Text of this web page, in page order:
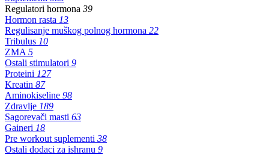
Regulatori hormona 39
Hormon rasta 13
Regulisanje muškog polnog hormona 22
Tribulus 10
ZMA 5
Ostali stimulatori 9
Proteini 127
Kreatin 87
Aminokiseline 98
Zdravlje 189
Sagorevači masti 63
Gaineri 18
Pre workout suplementi 38
Ostali dodaci za ishranu 9